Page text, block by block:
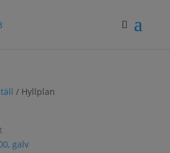
/ Hyllplan